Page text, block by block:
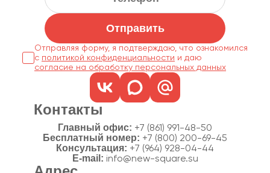
Отправить
Отправляя форму, я подтверждаю, что ознакомился
с политикой конфиденциальности
согласие на обработку персональных данных
Контакты
Главный офис: +7 (861) 991-48-50
Бесплатный номер: +7 (800) 200-69-45
Консультация: +7 (964) 928-04-44
E-mail: info@new-square.su